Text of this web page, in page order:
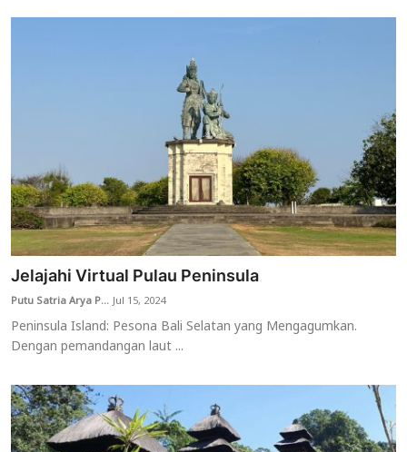
Jelajahi Virtual Pulau Peninsula
Putu Satria Arya P...Jul 15, 2024
Peninsula Island: Pesona Bali Selatan yang Mengagumkan.
Dengan pemandangan laut ...